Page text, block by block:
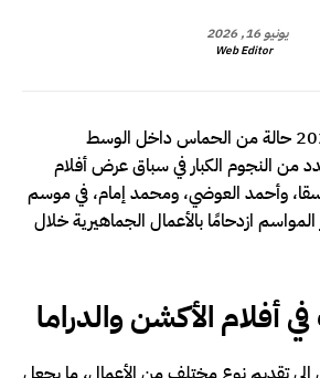
يونيو 16, 2026
Web Editor
يشهد موسم صيف 2026 حالة من الحماس داخل الوسط
من النجوم الكبار في سباق عرض أفلام
وأحمد العوضي، ومحمد إمام، في موسم
ازدحامًا بالأعمال الجماهيرية خلال
أفلام الأكشن والدراما